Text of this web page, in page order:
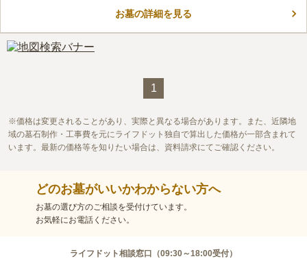
したい方でも安心して眠れます。 4つの区画があり、.m?・
がなくフラットになっているので、小さいお子様やご高齢の方で
もお参りが可能です。
口コミ評価
お墓の詳細を見る
1
価格は変更されることがあり、実際と異なる場合があります。また、近隣地
域の墓石制作・工事費を元にライフドット独自で算出した価格が一部含まれて
います。最新の価格等を知りたい場合は、資料請求にてご確認ください。
どのお墓がいいかわからない方へ
お墓の選び方のご相談を受付けています。
お気軽にお電話ください。
ライフドット相談窓口（09:30～18:00受付）